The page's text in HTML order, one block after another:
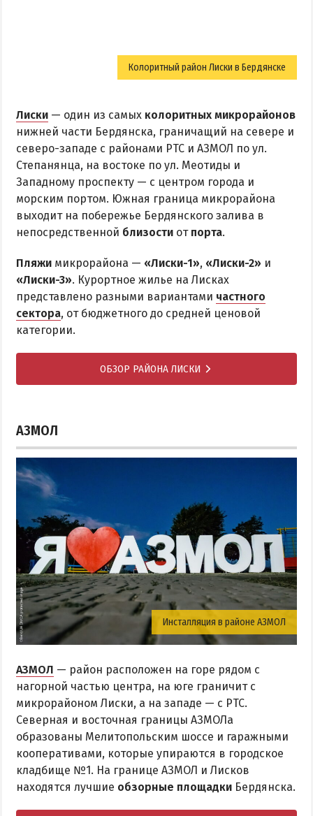
Колоритный район Лиски в Бердянске
Лиски — один из самых колоритных микрорайонов
нижней части Бердянска, граничащий на севере и
северо-западе с районами РТС и АЗМОЛ по ул.
Степанянца, на востоке по ул. Меотиды и
Западному проспекту — с центром города и
морским портом. Южная граница микрорайона
выходит на побережье Бердянского залива в
непосредственной близости от порта.
Пляжи микрорайона — «Лиски-1», «Лиски-2» и
«Лиски-3». Курортное жилье на Лисках
представлено разными вариантами частного
сектора, от бюджетного до средней ценовой
категории.
ОБЗОР РАЙОНА ЛИСКИ
АЗМОЛ
Инсталляция в районе АЗМОЛ
АЗМОЛ — район расположен на горе рядом с
нагорной частью центра, на юге граничит с
микрорайоном Лиски, а на западе — с РТС.
Северная и восточная границы АЗМОЛа
образованы Мелитопольским шоссе и гаражными
кооперативами, которые упираются в городское
кладбище №1. На границе АЗМОЛ и Лисков
находятся лучшие обзорные площадки Бердянска.